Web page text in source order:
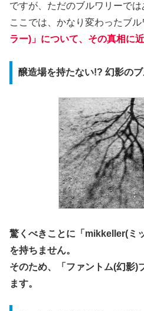
ですが、ただのブルワリーでは
ここでは、かなり変わったブル
ラー)」について、その真相に
醸造場を持たない!? 幻影の
驚くべきことに「mikkeller(ミ
を持ちません。
そのため、
「ファントム(幻影)
ます。